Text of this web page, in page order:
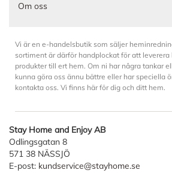
Om oss
Vi är en e-handelsbutik som säljer
sortiment är därför handplockat för att leverera
produkter till ert hem. Om ni har några tankar
kunna göra oss ännu bättre eller har speciella
kontakta oss. Vi finns här för dig och ditt hem.
Stay Home and Enjoy AB
Odlingsgatan 8
571 38 NÄSSJÖ
E-post: kundservice@stayhome.se